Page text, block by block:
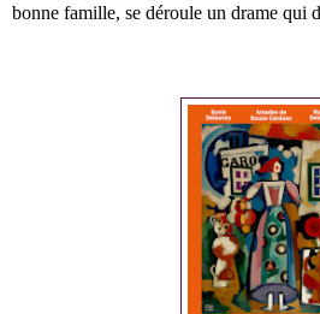
bonne famille, se déroule un drame qui